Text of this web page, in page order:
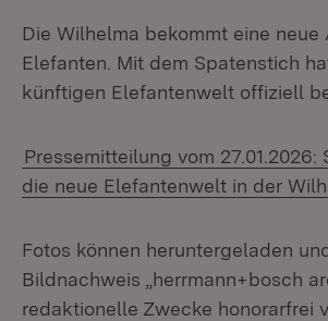
Die Wilhelma bekommt eine neue
Elefanten. Mit dem Spatenstich
künftigen Elefantenwelt offiziell
Pressemitteilung vom
die neue Elefantenwelt in der
Fotos können heruntergeladen
Bildnachweis „herrmann+bosch
redaktionelle Zwecke honorarfrei